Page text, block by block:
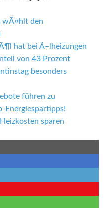
wÃ¤hlt den
hat bei Ã–lheizungen
von 43 Prozent
besonders
führen zu
Energiespartipps!
sparen